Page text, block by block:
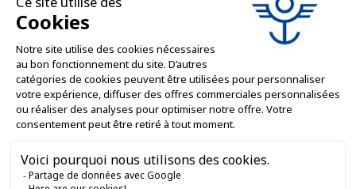
NOS OFFRES
SERVICES PRO
SERVICES VENTE EN LIGNE 
Nous contacter